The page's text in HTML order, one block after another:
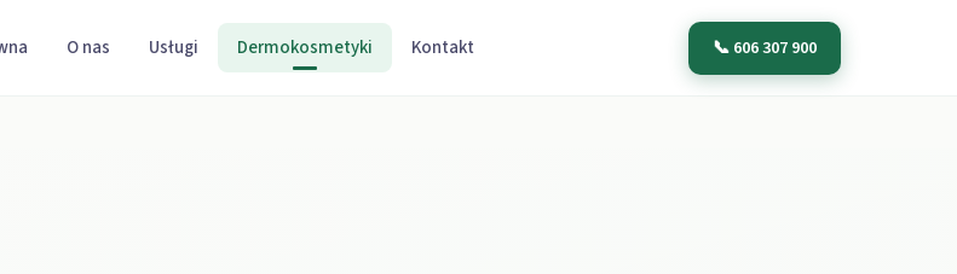
O nas Usługi Dermokosmetyki Kontakt 📞 606 307 900